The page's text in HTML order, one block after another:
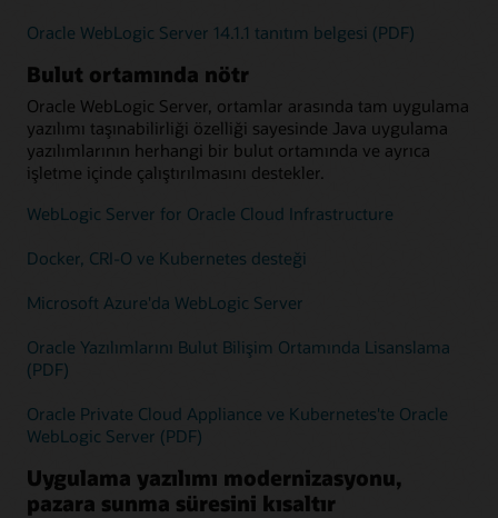
Oracle WebLogic Server 14.1.1 tanıtım belgesi (PDF)
Bulut ortamında nötr
Oracle WebLogic Server, ortamlar arasında tam uygulama
yazılımı taşınabilirliği özelliği sayesinde Java uygulama
yazılımlarının herhangi bir bulut ortamında ve ayrıca
işletme içinde çalıştırılmasını destekler.
WebLogic Server for Oracle Cloud Infrastructure
Docker, CRI-O ve Kubernetes desteği
Microsoft Azure'da WebLogic Server
Oracle Yazılımlarını Bulut Bilişim Ortamında Lisanslama
(PDF)
Oracle Private Cloud Appliance ve Kubernetes'te Oracle
WebLogic Server (PDF)
Uygulama yazılımı modernizasyonu,
pazara sunma süresini kısaltır